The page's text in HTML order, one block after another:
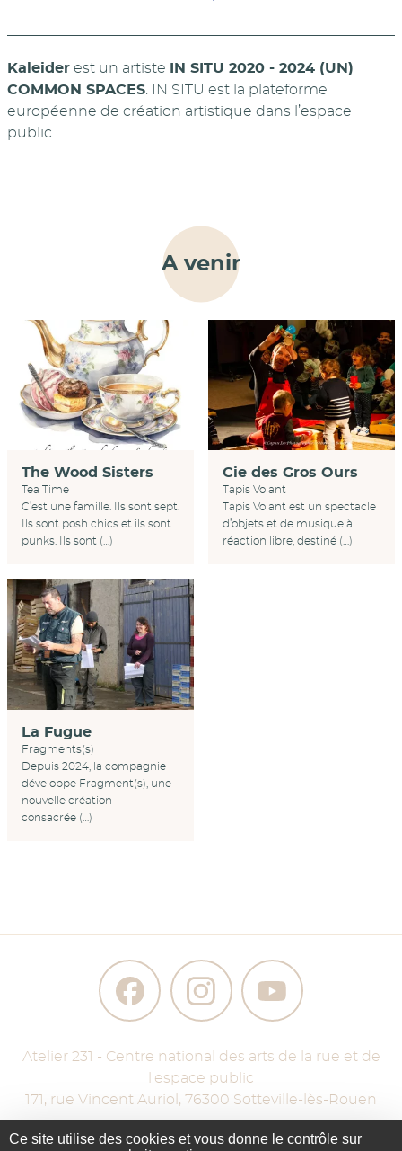
Ce site utilise des cookies et vous donne le contrôle sur
Kaleider est un artiste IN SITU 2020 - 2024 (UN)
COMMON SPACES . IN SITU est la plateforme
européenne de création artistique dans l’espace
public.
A venir
The Wood Sisters
Tea Time
C’est une famille. Ils sont sept.
Ils sont posh chics et ils sont
punks. Ils sont (…)
Cie des Gros Ours
Tapis Volant
Tapis Volant est un spectacle
d’objets et de musique à
réaction libre, destiné (…)
La Fugue
Fragments(s)
Depuis 2024, la compagnie
développe Fragment(s), une
nouvelle création
consacrée (…)
Atelier 231 - Centre national des arts de la rue et de
l'espace public
171, rue Vincent Auriol , 76300 Sotteville-lès-Rouen